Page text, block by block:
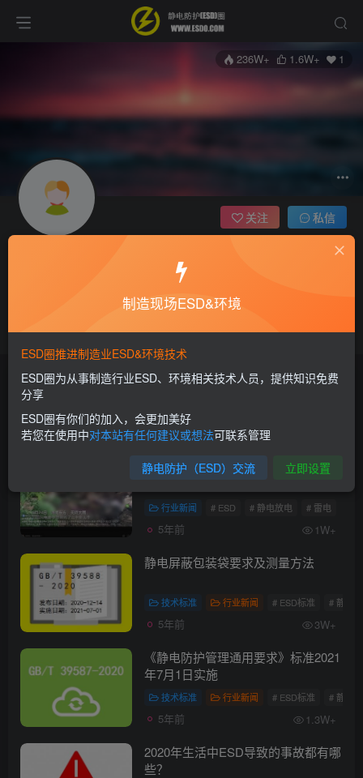
236W+ 1.6W+ 1
静电防护（ESD）圈主任编辑
ESD圈-静电防护门户网编辑，协助处理圈内事务，宗旨：收集整
同学习在线讨论！
关注 私信
文章 267
发布 267
海南东方市一村庄42头牛疑似遭“雷
行业新闻 # ESD # 静电放电 # 雷电
5年前 1W+
静电屏蔽包装袋要求及测量方法
技术标准 行业新闻 # ESD标准 # 静电
5年前 3W+
《静电防护管理通用要求》标准2021
年7月1日实施
技术标准 行业新闻 # ESD标准 # 静电
5年前 1.3W+
2020年生活中ESD导致的事故都有哪
些？
制造现场ESD&环境
ESD圈推进制造业ESD&环境技术
ESD圈为从事制造行业ESD、环境相关技术人员，提供知识免费
分享
ESD圈有你们的加入，会更加美好
若您在使用中对本站有任何建议或想法可联系管理
静电防护（ESD）交流 立即设置